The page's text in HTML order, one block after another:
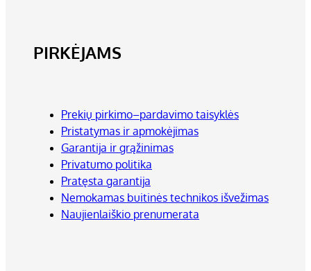
PIRKĖJAMS
Prekių pirkimo–pardavimo taisyklės
Pristatymas ir apmokėjimas
Garantija ir grąžinimas
Privatumo politika
Pratęsta garantija
Nemokamas buitinės technikos išvežimas
Naujienlaiškio prenumerata